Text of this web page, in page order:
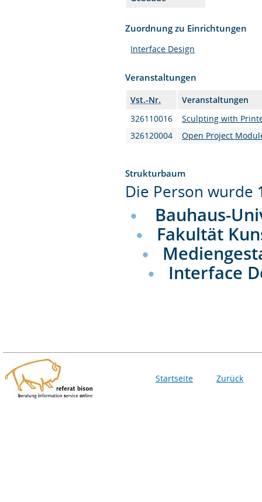
Zuordnung zu Einrichtungen
Interface Design
Veranstaltungen
Vst.-Nr.
Veranstaltungen
326110016
Sculpting with
326120004
Open Project
Strukturbaum
Die Person wurde
Bauhaus-
Fakultät
Interface
Startseite Zurück